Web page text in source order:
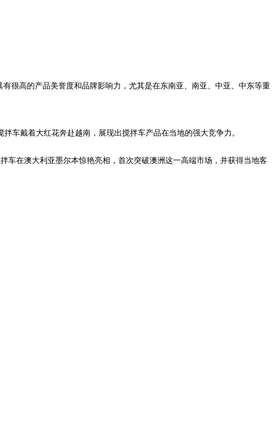
高的产品美誉度和品牌影响力，尤其是在东南亚、南亚、中亚、中东等重
戴着大红花奔赴越南，展现出搅拌车产品在当地的强大竞争力。
在澳大利亚墨尔本惊艳亮相，首次突破澳洲这一高端市场，并获得当地客